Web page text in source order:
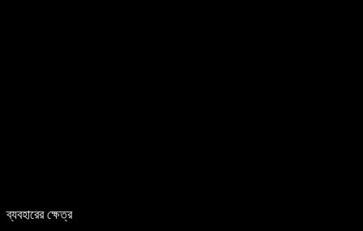
ব্যবহারের ক্ষেত্র